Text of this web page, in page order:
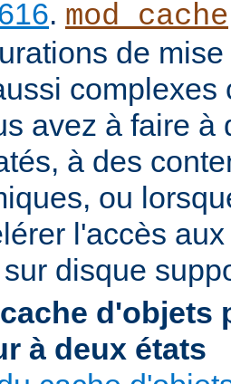
. mod_cache
de
complexes
avez à faire à
à des
ou
l'accès
disque
d'objets
à deux états